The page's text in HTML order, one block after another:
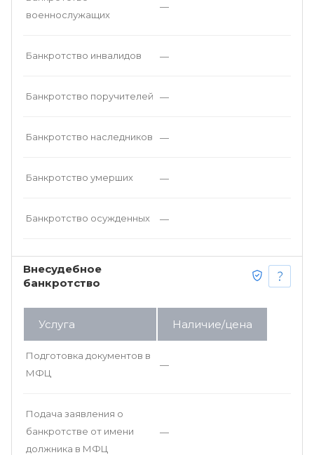
военнослужащих
—
Банкротство инвалидов —
Банкротство поручителей —
Банкротство наследников —
Банкротство умерших —
Банкротство осужденных —
Внесудебное
банкротство
Услуга Наличие/цена
Подготовка документов в
МФЦ
—
Подача заявления о
банкротстве от имени
должника в МФЦ
—